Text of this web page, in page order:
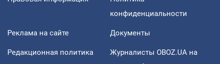
конфиденциальности
Реклама на сайте Документы
Редакционная политика
Журналисты OBOZ.UA на